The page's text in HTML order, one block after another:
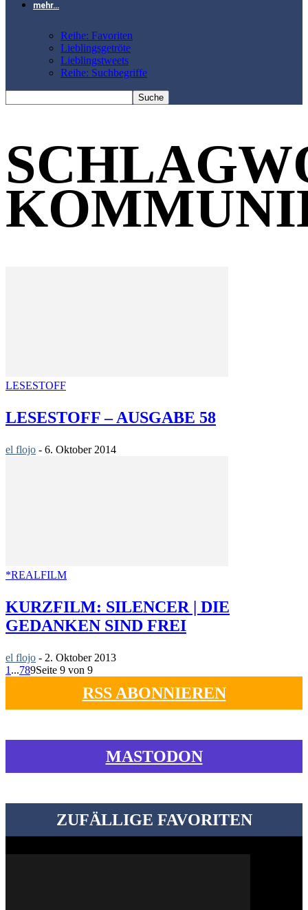
mehr…
Reihe: Favoriten
Lieblingsgetröte
Lieblingstweets
Reihe: Suchbegriffe
LESESTOFF
LESESTOFF – AUSGABE 58
el flojo - 6. Oktober 2014
*REALFILM
KURZFILM: SILENCER | DIE
GEDANKEN SIND FREI
el flojo - 2. Oktober 2013
1 ...789Seite 9 von 9
RSS ABONNIEREN
MASTODON
ZUFÄLLIGE FAVORITEN